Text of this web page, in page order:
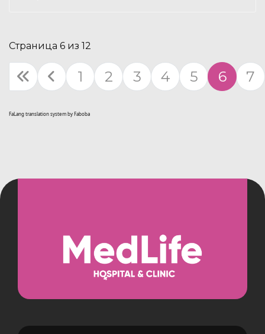
Страница 6 из 12
1 2 3 4 5 6 7
FaLang translation system by Faboba